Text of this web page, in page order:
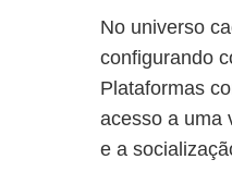
No universo
configurando
Plataformas
acesso a uma
e a